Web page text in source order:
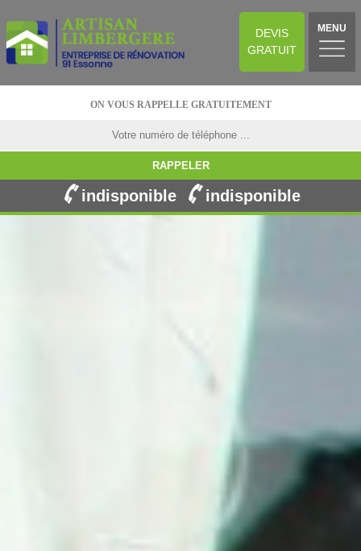
DEVIS
GRATUIT
MENU
ON VOUS RAPPELLE GRATUITEMENT
indisponible indisponible